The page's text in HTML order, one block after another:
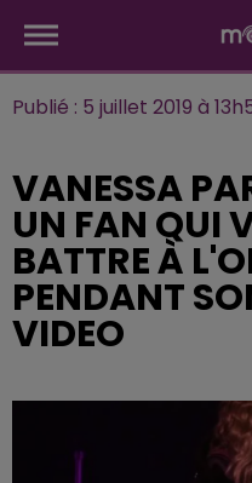
Publié : 5 juillet 2019 à
VANESSA
UN FAN QUI
BATTRE À
PENDANT
VIDEO